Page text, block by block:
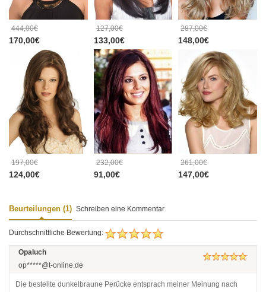
444,00€
170,00€
127,00€
133,00€
287,00€
148,00€
197,00€
124,00€
232,00€
91,00€
261,00€
147,00€
Beurteilungen (1) Schreiben eine Kommentar
Durchschnittliche Bewertung:
Opaluch
op*****@t-online.de
Die bestellte dunkelbraune Perücke entsprach meiner Meinung nach